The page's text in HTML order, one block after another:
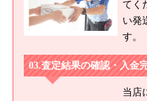
てく
い発
す。
査定結果の確認・入金
当店